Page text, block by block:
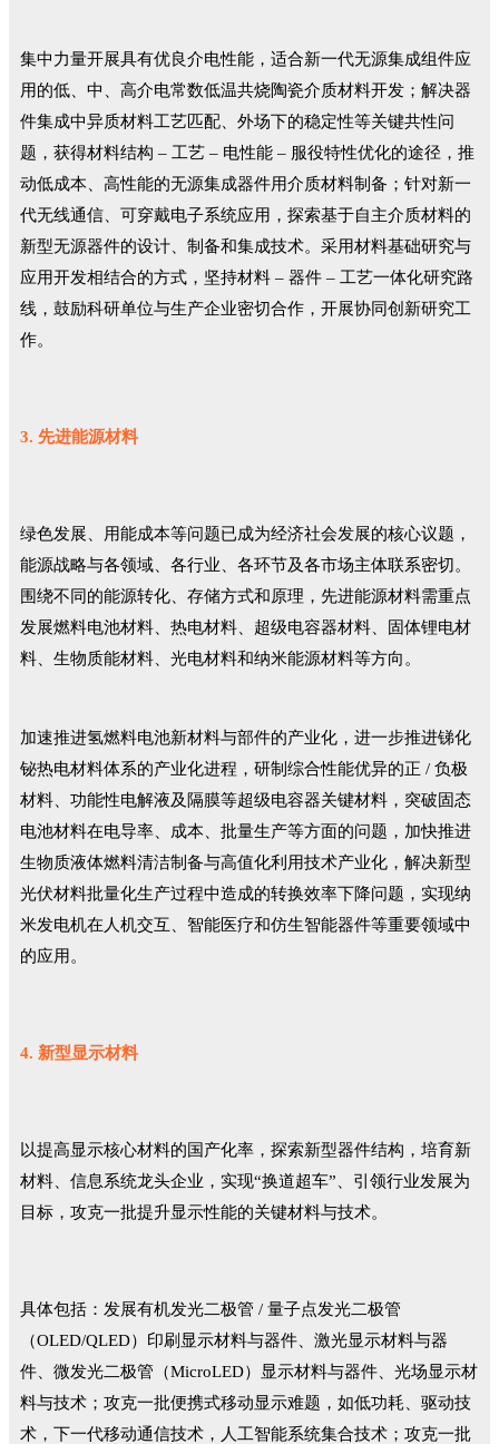
集中力量开展具有优良介电性能，适合新一代无源集成组件应
用的低、中、高介电常数低温共烧陶瓷介质材料开发；解决器
件集成中异质材料工艺匹配、外场下的稳定性等关键共性问
题，获得材料结构 ‒ 工艺 ‒ 电性能 ‒ 服役特性优化的途径，推
动低成本、高性能的无源集成器件用介质材料制备；针对新一
代无线通信、可穿戴电子系统应用，探索基于自主介质材料的
新型无源器件的设计、制备和集成技术。采用材料基础研究与
应用开发相结合的方式，坚持材料 ‒ 器件 ‒ 工艺一体化研究路
线，鼓励科研单位与生产企业密切合作，开展协同创新研究工
作。
3. 先进能源材料
绿色发展、用能成本等问题已成为经济社会发展的核心议题，
能源战略与各领域、各行业、各环节及各市场主体联系密切。
围绕不同的能源转化、存储方式和原理，先进能源材料需重点
发展燃料电池材料、热电材料、超级电容器材料、固体锂电材
料、生物质能材料、光电材料和纳米能源材料等方向。
加速推进氢燃料电池新材料与部件的产业化，进一步推进锑化
铋热电材料体系的产业化进程，研制综合性能优异的正 / 负极
材料、功能性电解液及隔膜等超级电容器关键材料，突破固态
电池材料在电导率、成本、批量生产等方面的问题，加快推进
生物质液体燃料清洁制备与高值化利用技术产业化，解决新型
光伏材料批量化生产过程中造成的转换效率下降问题，实现纳
米发电机在人机交互、智能医疗和仿生智能器件等重要领域中
的应用。
4. 新型显示材料
以提高显示核心材料的国产化率，探索新型器件结构，培育新
材料、信息系统龙头企业，实现“换道超车”、引领行业发展为
目标，攻克一批提升显示性能的关键材料与技术。
具体包括：发展有机发光二极管 / 量子点发光二极管
（OLED/QLED）印刷显示材料与器件、激光显示材料与器
件、微发光二极管（MicroLED）显示材料与器件、光场显示材
料与技术；攻克一批便携式移动显示难题，如低功耗、驱动技
术，下一代移动通信技术，人工智能系统集合技术；攻克一批